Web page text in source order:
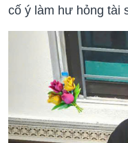
cố ý làm hư hỏng tài